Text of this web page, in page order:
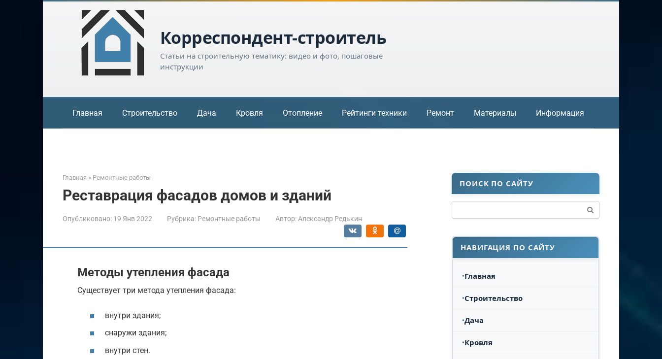
Корреспондент-строитель
Статьи на строительную тематику: видео и фото, пошаговые
инструкции
Главная Строительство Дача Кровля Отопление Рейтинги техники Ремонт Материалы Информация
Главная » Ремонтные работы
Реставрация фасадов домов и зданий
Опубликовано: 19 Янв 2022 Рубрика: Ремонтные работы Автор: Александр Редькин
Методы утепления фасада
Существует три метода утепления фасада:
внутри здания;
снаружи здания;
внутри стен.
ПОИСК ПО САЙТУ
НАВИГАЦИЯ ПО САЙТУ
Главная
Строительство
Дача
Кровля